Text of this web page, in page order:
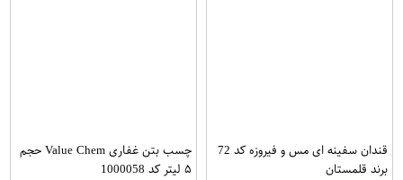
قندان سفینه ای مس و فیروزه کد 72
برند قلمستان
چسب بتن غفاری Value Chem حجم
۵ لیتر کد 1000058